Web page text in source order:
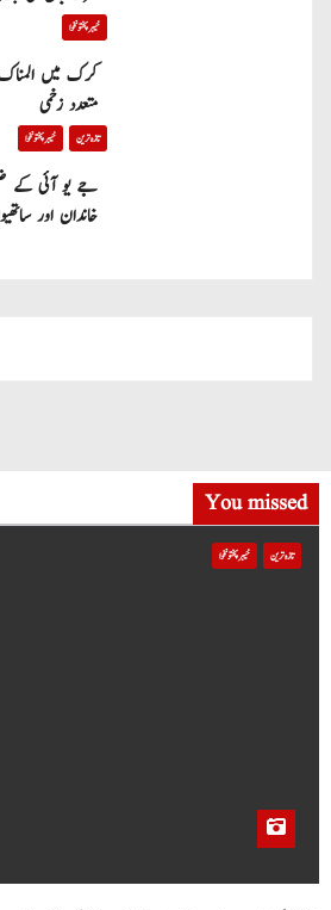
خیبر پختونخوا
متعدد زخمی
تازہ ترین خیبر پختونخوا
جے یو آئی کے
خاندان اور
You missed
تازہ ترین خیبر پختونخوا